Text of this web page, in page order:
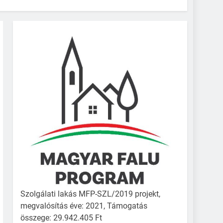
Szolgálati lakás MFP-SZL/2019 projekt,
megvalósítás éve: 2021, Támogatás
összege: 29.942.405 Ft